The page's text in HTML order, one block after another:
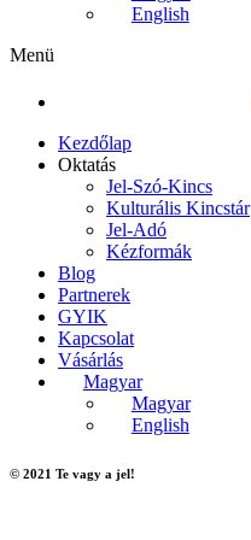
English
Menü
Kezdőlap
Oktatás
Jel-Szó-Kincs
Kulturális Kincstár
Jel-Adó
Kézformák
Blog
Partnerek
GYIK
Kapcsolat
Vásárlás
Magyar
Magyar
English
© 2021 Te vagy a jel!